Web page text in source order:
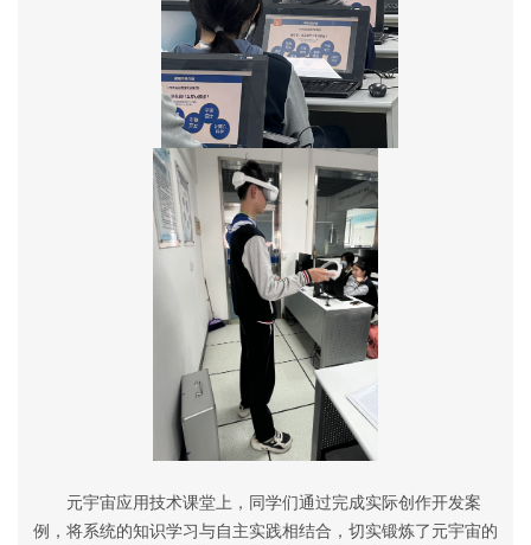
元宇宙应用技术课堂上，同学们通过完成实际创作开发案
例，将系统的知识学习与自主实践相结合，切实锻炼了元宇宙的